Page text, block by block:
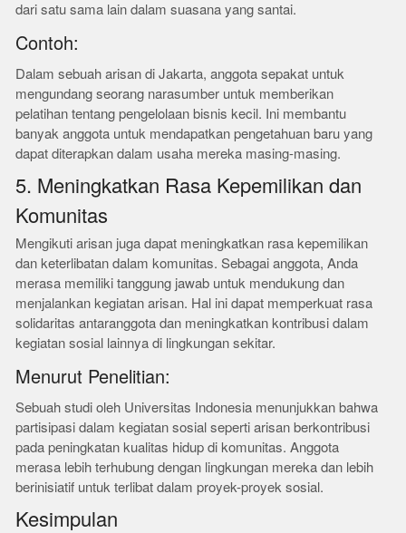
dari satu sama lain dalam suasana yang santai.
Contoh:
Dalam sebuah arisan di Jakarta, anggota sepakat untuk
mengundang seorang narasumber untuk memberikan
pelatihan tentang pengelolaan bisnis kecil. Ini membantu
banyak anggota untuk mendapatkan pengetahuan baru yang
dapat diterapkan dalam usaha mereka masing-masing.
5. Meningkatkan Rasa Kepemilikan dan
Komunitas
Mengikuti arisan juga dapat meningkatkan rasa kepemilikan
dan keterlibatan dalam komunitas. Sebagai anggota, Anda
merasa memiliki tanggung jawab untuk mendukung dan
menjalankan kegiatan arisan. Hal ini dapat memperkuat rasa
solidaritas antaranggota dan meningkatkan kontribusi dalam
kegiatan sosial lainnya di lingkungan sekitar.
Menurut Penelitian:
Sebuah studi oleh Universitas Indonesia menunjukkan bahwa
partisipasi dalam kegiatan sosial seperti arisan berkontribusi
pada peningkatan kualitas hidup di komunitas. Anggota
merasa lebih terhubung dengan lingkungan mereka dan lebih
berinisiatif untuk terlibat dalam proyek-proyek sosial.
Kesimpulan